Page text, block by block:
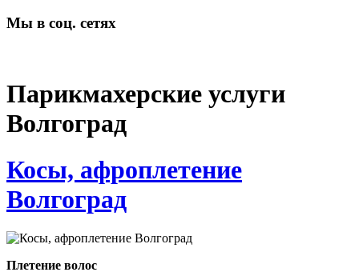
Мы в соц. сетях
Парикмахерские услуги
Волгоград
Косы, афроплетение
Волгоград
Плетение волос